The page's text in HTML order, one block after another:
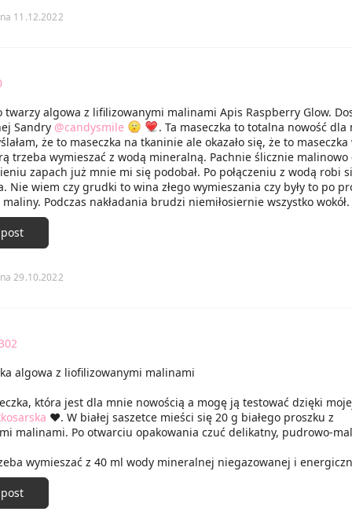
zakupie ten specyfik ponownie ponieważ efekty jakie otrzymałam
11.12.2022
twarzy algowa z lifilizowanymi malinami Apis Raspberry Glow.
Sandry @candysmile
. Ta maseczka to totalna nowość dla
że to maseczka na tkaninie ale okazało się, że to maseczka
trzeba wymieszać z wodą mineralną. Pachnie ślicznie malinowo
zapach już mnie mi się podobał. Po połączeniu z wodą robi
Nie wiem czy grudki to wina złego wymieszania czy były to po
Podczas nakładania brudzi niemiłosiernie wszystko wokół.
starczyła by na dwa użycia. Ja resztę wyrzuciłam bo nie
Po kilkunastu minutach maska zastyga i można ją zdjąć jak maskę
nałożyłam jej za mało i ciężko ją było zdjąć musiałam ją wręcz
zmyłam bo już nie dawałam rady. Warto było pocierpieć i
maseczka cudownie wygładziła, napięła i nawilżyła moją skórę.
29.10.2022
algowa z liofilizowanymi malinami
która jest dla mnie nowością a mogę ją testować dzięki
❤️. W białej saszetce mieści się 20 g białego proszku z
malinami. Po otwarciu opakowania czuć delikatny, pudrowo-
wymieszać z 40 ml wody mineralnej niegazowanej i
maseczkę nałożyłam na twarz i szyję i zostawiłam do
Muszę przyznać, że ściąganie tej maseczki to sama przyjemność.
Maseczka zdecydowanie wygładziła, nawilżyła i wyrównała
z niej bardzo zadowolona i z chęcią bym ją sobie kupiła. 😊